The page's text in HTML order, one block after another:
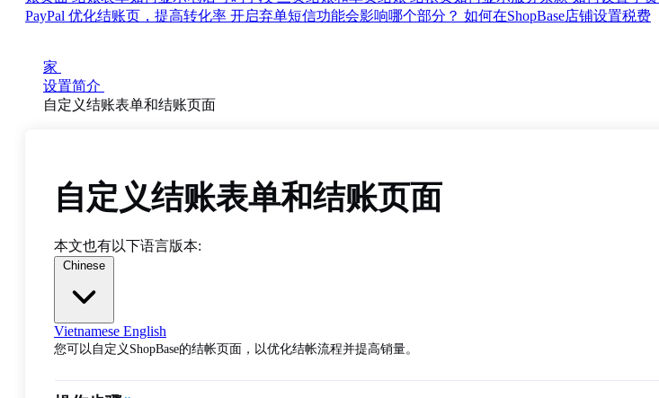
PayPal 优化结账页，提高转化率 开启弃单短信功能会影响哪个部分？ 如何在ShopBase店铺设置税费
家
设置简介
自定义结账表单和结账页面
自定义结账表单和结账页面
本文也有以下语言版本:
Chinese
Vietnamese English
您可以自定义ShopBase的结帐页面，以优化结帐流程并提高销量。